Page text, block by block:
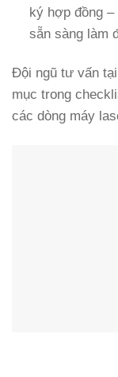
ký hợp đồng
sẵn sàng làm
Đội ngũ tư vấn tại
mục trong
các dòng máy